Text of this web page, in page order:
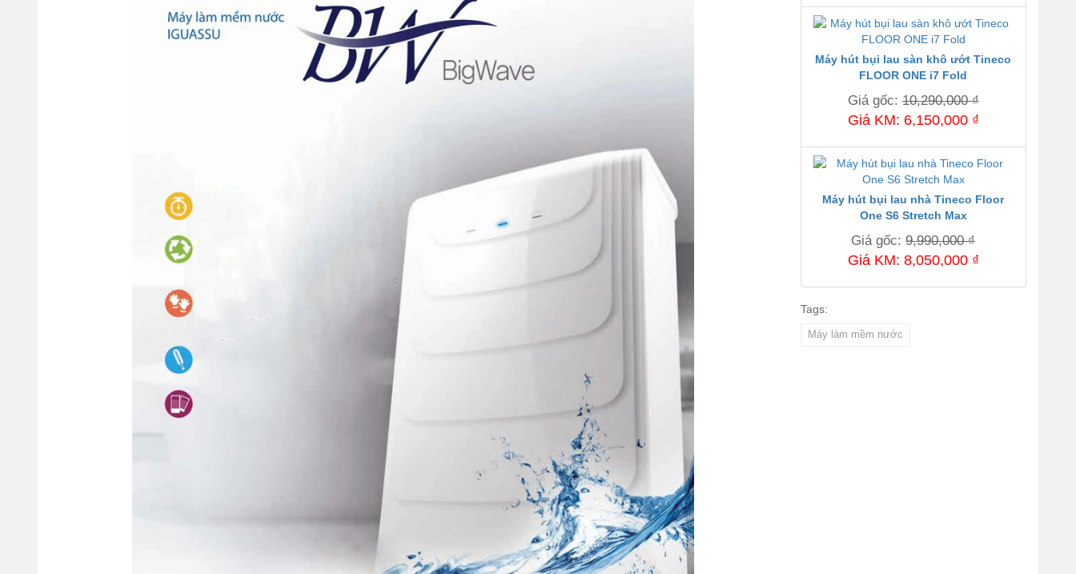
Máy hút bụi lau sàn khô ướt Tineco
FLOOR ONE i7 Fold
Giá gốc:10,290,000 ₫
Giá KM: 6,150,000 ₫
Máy hút bụi lau nhà Tineco Floor
One S6 Stretch Max
Giá gốc:9,990,000 ₫
Giá KM: 8,050,000 ₫
Tags:
Máy làm mềm nước